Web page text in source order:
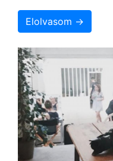
Elolvasom →